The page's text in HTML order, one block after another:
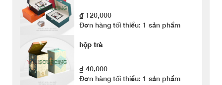
₫ 120,000
Đơn hàng tối thiểu: 1 sản phẩm
hộp trà
₫ 40,000
Đơn hàng tối thiểu: 1 sản phẩm